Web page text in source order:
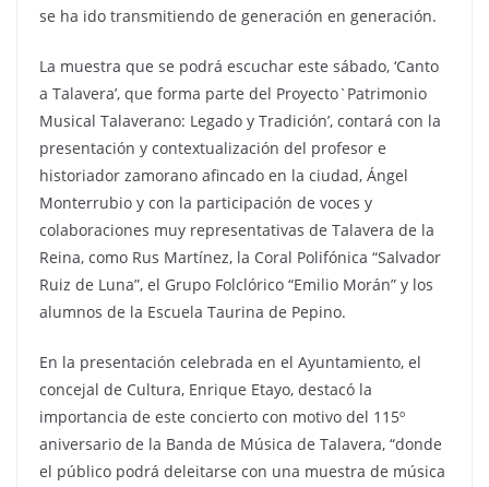
se ha ido transmitiendo de generación en generación.
La muestra que se podrá escuchar este sábado, ‘Canto
a Talavera’, que forma parte del Proyecto`Patrimonio
Musical Talaverano: Legado y Tradición’, contará con la
presentación y contextualización del profesor e
historiador zamorano afincado en la ciudad, Ángel
Monterrubio y con la participación de voces y
colaboraciones muy representativas de Talavera de la
Reina, como Rus Martínez, la Coral Polifónica “Salvador
Ruiz de Luna”, el Grupo Folclórico “Emilio Morán” y los
alumnos de la Escuela Taurina de Pepino.
En la presentación celebrada en el Ayuntamiento, el
concejal de Cultura, Enrique Etayo, destacó la
importancia de este concierto con motivo del 115º
aniversario de la Banda de Música de Talavera, “donde
el público podrá deleitarse con una muestra de música